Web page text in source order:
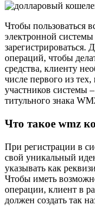
Чтобы пользоваться
электронной
операций, чтобы
средства, клиенту
числе первого из
участников системы
титульного знака
Что такое wmz
При регистрации в
свой уникальный
указывать как
Чтобы иметь
операции, клиент в
должен создать так